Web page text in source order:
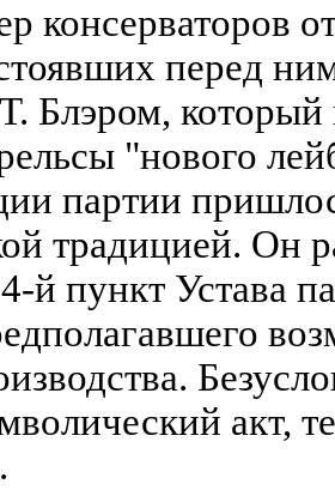
консерваторов
перед
Блэром,
"нового
партии
традицией. Он
й пункт Устава
акт,